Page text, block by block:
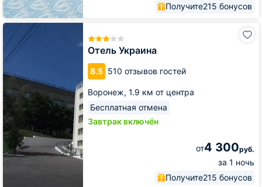
Получите215 бонусов
Отель Украина
8.5 510 отзывов гостей
Воронеж, 1.9 км от центра
Бесплатная отмена
Завтрак включён
от4 300руб.
за 1 ночь
Получите215 бонусов
Отель
Украина